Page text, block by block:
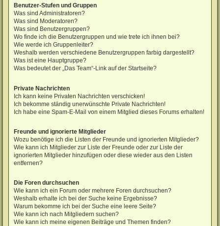
Benutzer-Stufen und Gruppen
Was sind Administratoren?
Was sind Moderatoren?
Was sind Benutzergruppen?
Wo finde ich die Benutzergruppen und wie trete ich ihnen bei?
Wie werde ich Gruppenleiter?
Weshalb werden verschiedene Benutzergruppen farbig dargestellt?
Was ist eine Hauptgruppe?
Was bedeutet der „Das Team“-Link auf der Startseite?
Private Nachrichten
Ich kann keine Privaten Nachrichten verschicken!
Ich bekomme ständig unerwünschte Private Nachrichten!
Ich habe eine Spam-E-Mail von einem Mitglied dieses Forums erhalten!
Freunde und ignorierte Mitglieder
Wozu benötige ich die Listen der Freunde und ignorierten Mitglieder?
Wie kann ich Mitglieder zur Liste der Freunde oder zur Liste der
ignorierten Mitglieder hinzufügen oder diese wieder aus den Listen
entfernen?
Die Foren durchsuchen
Wie kann ich ein Forum oder mehrere Foren durchsuchen?
Weshalb erhalte ich bei der Suche keine Ergebnisse?
Warum bekomme ich bei der Suche eine leere Seite?
Wie kann ich nach Mitgliedern suchen?
Wie kann ich meine eigenen Beiträge und Themen finden?